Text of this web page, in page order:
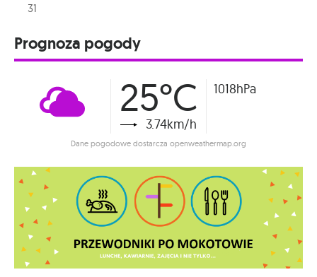
31
Prognoza pogody
25°C
3.74km/h
1018hPa
Dane pogodowe dostarcza openweathermap.org